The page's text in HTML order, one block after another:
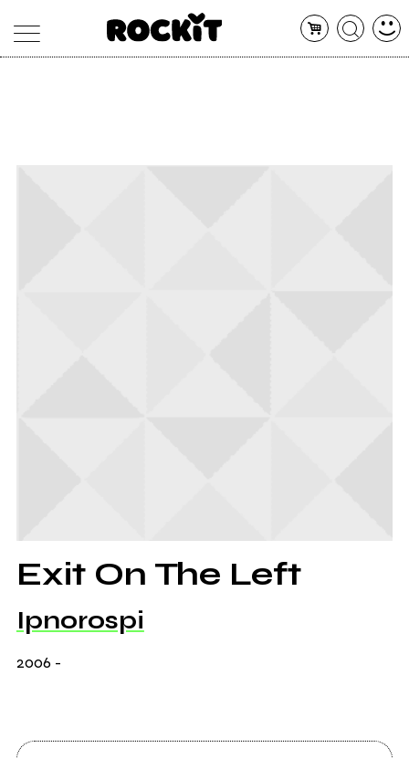
CONCERTI
Exit On The Left
Ipnorospi
2006 -